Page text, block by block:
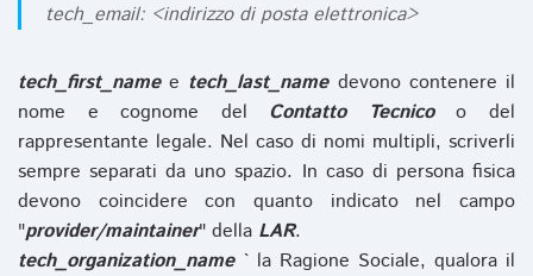
tech_email: <indirizzo di posta elettronica>
tech_first_namee tech_last_namedevono contenere il
nome e cognome del Contatto Tecnicoo del
rappresentante legale. Nel caso di nomi multipli, scriverli
sempre separati da uno spazio. In caso di persona fisica
devono coincidere con quanto indicato nel campo
"provider/maintainer" della LAR.
tech_organization_name` la Ragione Sociale, qualora il